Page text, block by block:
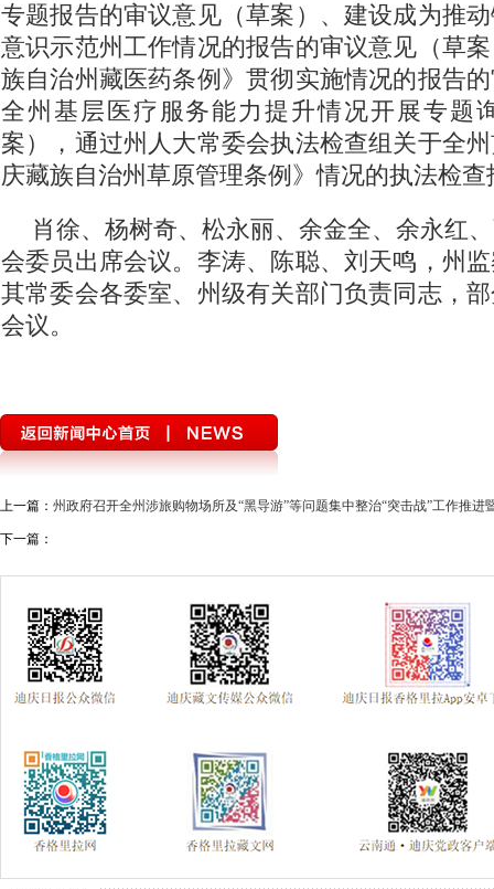
专题报告的审议意见（草案）、建设成为推
意识示范州工作情况的报告的审议意见（草
族自治州藏医药条例》贯彻实施情况的报告
全州基层医疗服务能力提升情况开展专题
案），通过州人大常委会执法检查组关于全
庆藏族自治州草原管理条例》情况的执法检查
肖徐、杨树奇、松永丽、余金全、余永红
会委员出席会议。李涛、陈聪、刘天鸣，州
其常委会各委室、州级有关部门负责同志，
会议。
上一篇： 州政府召开全州涉旅购物场所及“黑导游”等问题集中整治“突击战”工作推进
下一篇：